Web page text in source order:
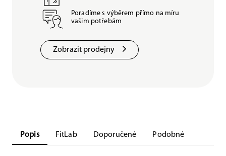
Poradíme s výběrem přímo na míru
vašim potřebám
Zobrazit prodejny
Popis FitLab Doporučené Podobné